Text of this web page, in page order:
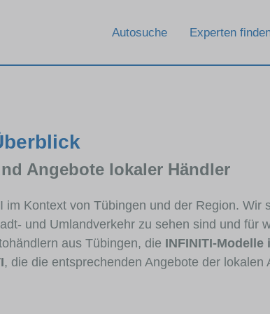
Autosuche Experten
Angebote lokaler Händler
Kontext von Tübingen und der Region.
und Umlandverkehr zu sehen sind und für
aus Tübingen, die INFINITI-Modelle
, die die entsprechenden Angebote der lokalen